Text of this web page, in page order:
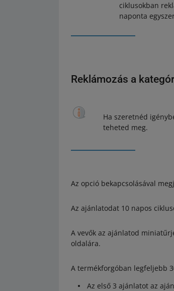
ciklusokban
naponta
Reklámozás a
Ha szeretnéd
teheted meg.
Az opció bekapcsolásával
Az ajánlatodat 10 napos
A vevők az ajánlatod
oldalára.
A termékforgóban legfeljebb
Az első 3 ajánlatot az